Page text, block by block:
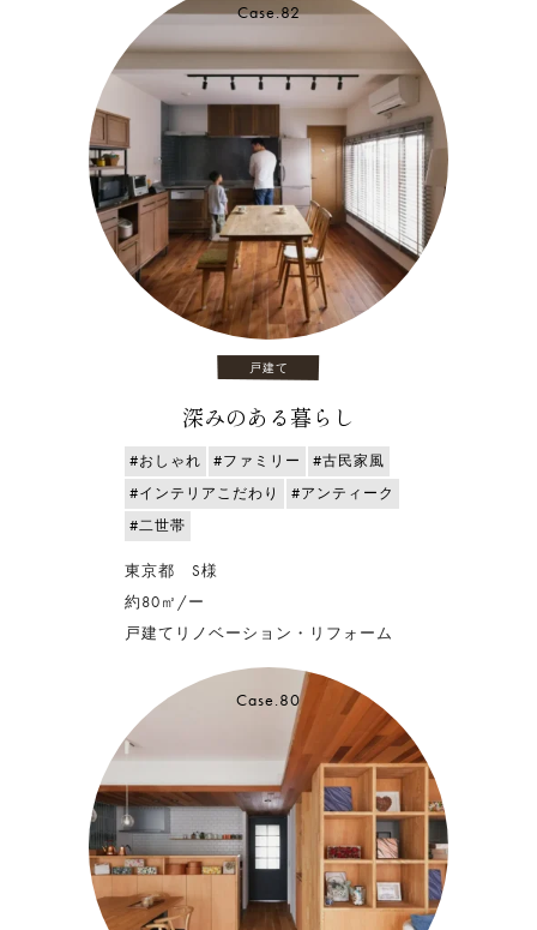
Case.82
戸建て
深みのある暮らし
#おしゃれ #ファミリー
#古民家風
#インテリアこだわり
#アンティーク
#二世帯
東京都 S様
約80㎡/ー
戸建てリノベーション・リフォーム
Case.80